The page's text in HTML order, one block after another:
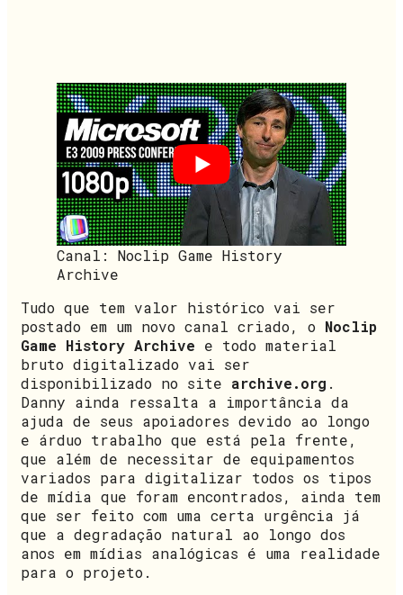
Canal: Noclip Game History
Archive
Tudo que tem valor histórico vai ser
postado em um novo canal criado, o Noclip
Game History Archive e todo material
bruto digitalizado vai ser
disponibilizado no site archive.org .
Danny ainda ressalta a importância da
ajuda de seus apoiadores devido ao longo
e árduo trabalho que está pela frente,
que além de necessitar de equipamentos
variados para digitalizar todos os tipos
de mídia que foram encontrados, ainda tem
que ser feito com uma certa urgência já
que a degradação natural ao longo dos
anos em mídias analógicas é uma realidade
para o projeto.